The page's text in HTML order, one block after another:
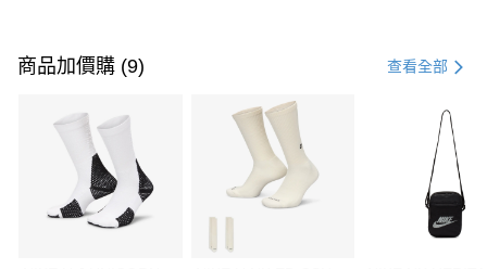
信用卡一次付款
3 期 0 利率 每期 21家銀行
合作金庫商業銀行
第一商業銀行
華南商業銀行
彰化商業銀行
上海商業儲蓄銀行
Apple Pay
商品加價購 (9) 查看全部